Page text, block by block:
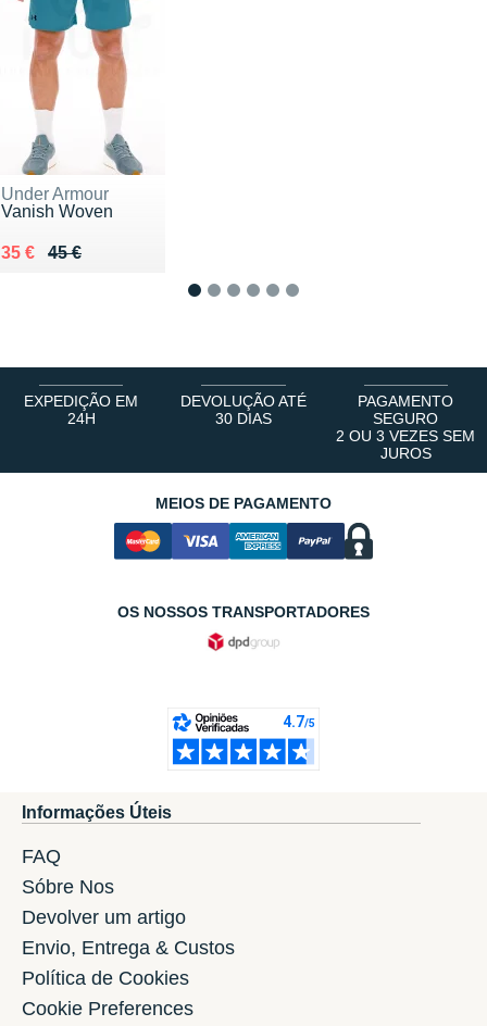
Under Armour
Vanish Woven
45 €
Au lieu de 45 €
35 €
Vendu 35 €
EXPEDIÇÃO EM
24H
DEVOLUÇÃO ATÉ
30 DIAS
PAGAMENTO
SEGURO
2 OU 3 VEZES SEM
JUROS
MEIOS DE PAGAMENTO
OS NOSSOS TRANSPORTADORES
Informações Úteis
FAQ
Sóbre Nos
Devolver um artigo
Envio, Entrega & Custos
Política de Cookies
Cookie Preferences